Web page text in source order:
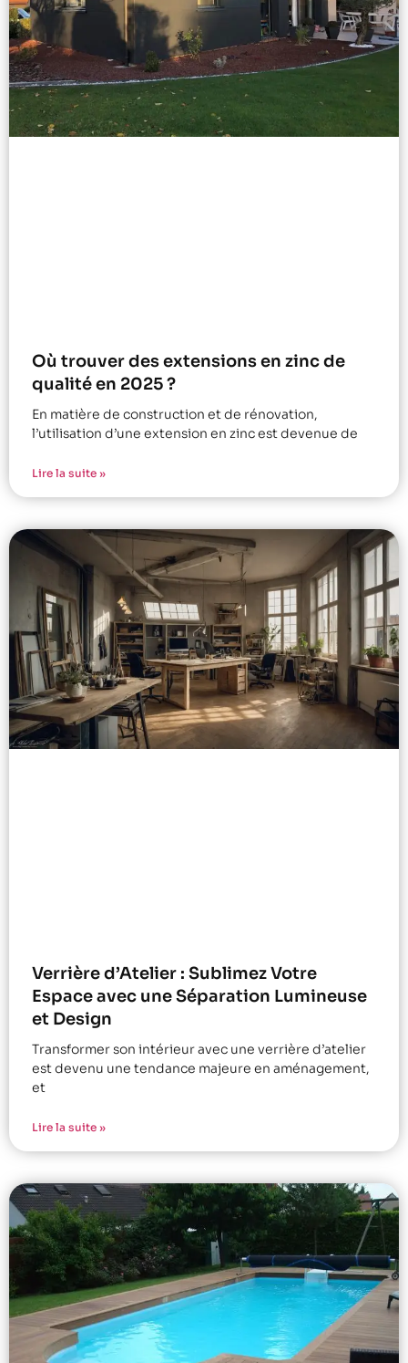
Où trouver des extensions en zinc de
qualité en 2025 ?
En matière de construction et de rénovation,
l’utilisation d’une extension en zinc est devenue de
Lire la suite »
Verrière d’Atelier : Sublimez Votre
Espace avec une Séparation Lumineuse
et Design
Transformer son intérieur avec une verrière d’atelier
est devenu une tendance majeure en aménagement,
et
Lire la suite »